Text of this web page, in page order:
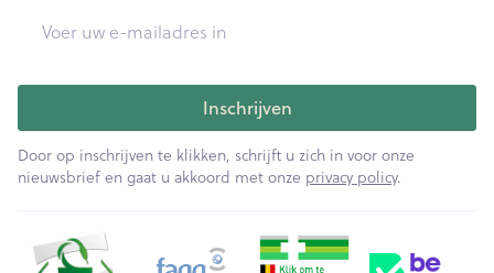
Inschrijven
Door op inschrijven te klikken, schrijft u zich in voor onze
nieuwsbrief en gaat u akkoord met onze privacy policy.